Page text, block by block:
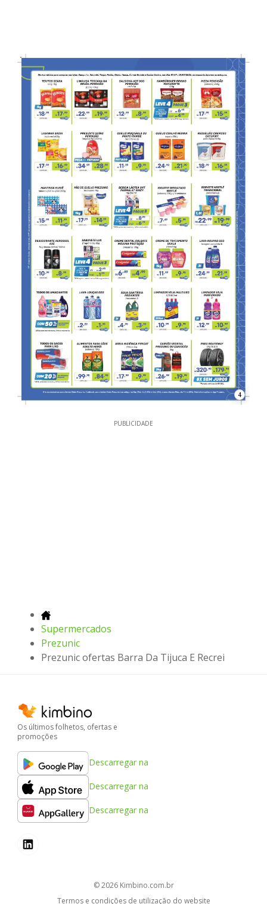
4
PUBLICIDADE
Supermercados
Prezunic
Prezunic ofertas Barra Da Tijuca E Recrei
Os últimos folhetos, ofertas e
promoções
Descarregar na
Descarregar na
Descarregar na
© 2026 kimbino.com.br
Termos e condições de utilização do website